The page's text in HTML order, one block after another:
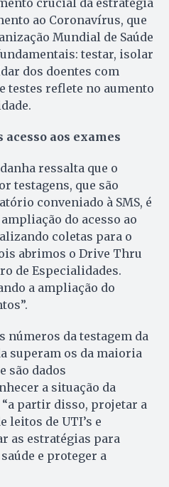
ao Coronavírus, que
Mundial de Saúde
testar, isolar
dos doentes com
testes reflete no aumento
aos exames
ressalta que o
testagens, que são
conveniado à SMS, é
do acesso ao
coletas para o
abrimos o Drive Thru
de Especialidades.
a ampliação do
números da testagem da
superam os da maioria
são dados
a situação da
partir disso, projetar a
leitos de UTI’s e
as estratégias para
e proteger a